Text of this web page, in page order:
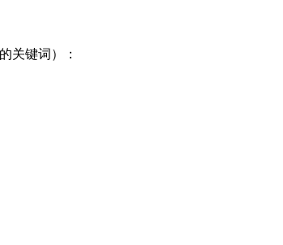
关键词）：